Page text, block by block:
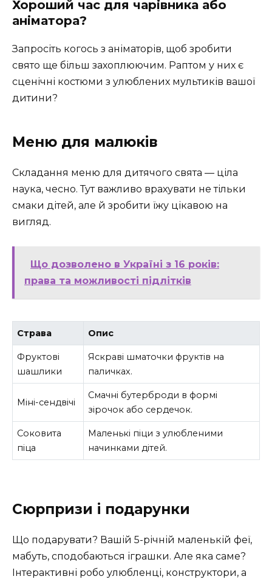
Хороший час для чарівника або
аніматора?
Запросіть когось з аніматорів, щоб зробити
свято ще більш захоплюючим. Раптом у них є
сценічні костюми з улюблених мультиків вашої
дитини?
Меню для малюків
Складання меню для дитячого свята — ціла
наука, чесно. Тут важливо врахувати не тільки
смаки дітей, але й зробити їжу цікавою на
вигляд.
Що дозволено в Україні з 16 років:
права та можливості підлітків
Страва Опис
Фруктові
шашлики
Яскраві шматочки фруктів на
паличках.
Міні-сендвічі
Смачні бутерброди в формі
зірочок або сердечок.
Соковита
піца
Маленькі піци з улюбленими
начинками дітей.
Сюрпризи і подарунки
Що подарувати? Вашій 5-річній маленькій феї,
мабуть, сподобаються іграшки. Але яка саме?
Інтерактивні робо улюбленці, конструктори, а